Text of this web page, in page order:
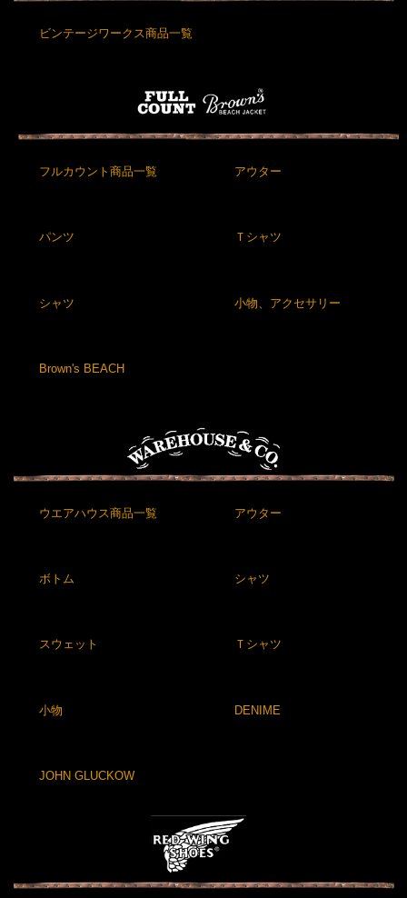
ビンテージワークス商品一覧
フルカウント商品一覧 アウター
パンツ Ｔシャツ
シャツ 小物、アクセサリー
Brown's BEACH
ウエアハウス商品一覧 アウター
ボトム シャツ
スウェット Ｔシャツ
小物 DENIME
JOHN GLUCKOW